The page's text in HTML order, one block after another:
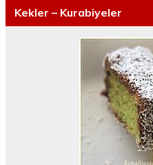
Kekler – Kurabiyeler